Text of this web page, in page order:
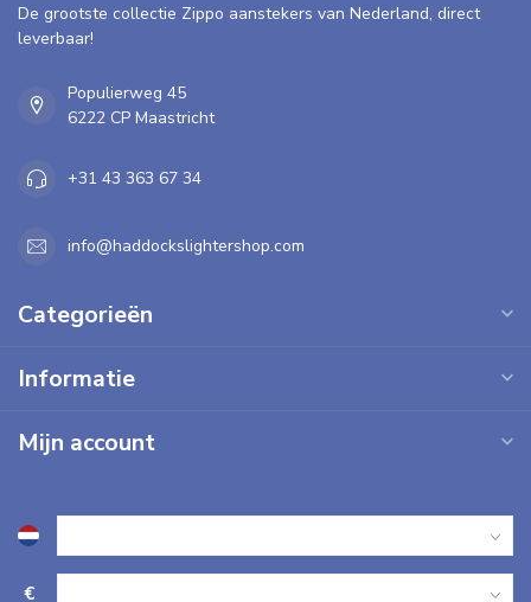
De grootste collectie Zippo aanstekers van Nederland, direct
leverbaar!
Populierweg 45
6222 CP Maastricht
+31 43 363 67 34
info@haddockslightershop.com
Categorieën
Informatie
Mijn account
€